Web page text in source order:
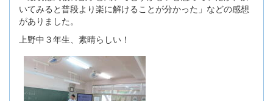
いてみると普段より楽に解けることが分かった」などの感想
がありました。
上野中３年生、素晴らしい！